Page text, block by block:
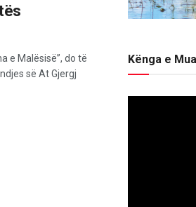
e Malësisë”, do të
së At Gjergj
Kënga e